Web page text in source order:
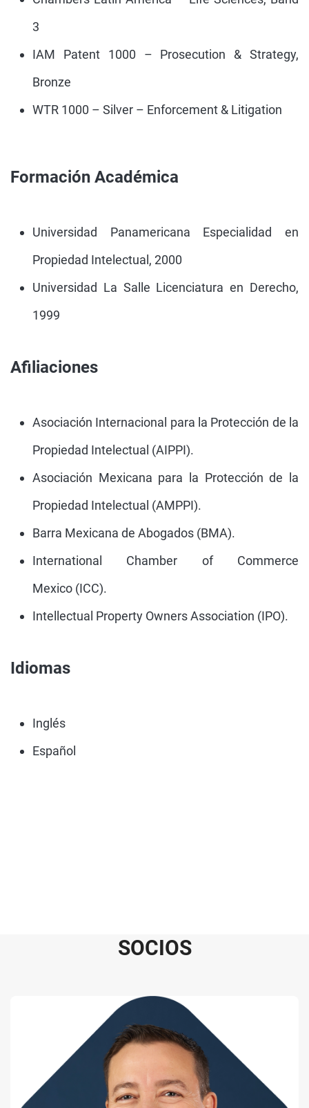
3
IAM Patent 1000 – Prosecution & Strategy,
Bronze
WTR 1000 – Silver – Enforcement & Litigation
Formación Académica
Universidad Panamericana Especialidad en
Propiedad Intelectual, 2000
Universidad La Salle Licenciatura en Derecho,
1999
Afiliaciones
Asociación Internacional para la Protección de la
Propiedad Intelectual (AIPPI).
Asociación Mexicana para la Protección de la
Propiedad Intelectual (AMPPI).
Barra Mexicana de Abogados (BMA).
International Chamber of Commerce
Mexico (ICC).
Intellectual Property Owners Association (IPO).
Idiomas
Inglés
Español
SOCIOS